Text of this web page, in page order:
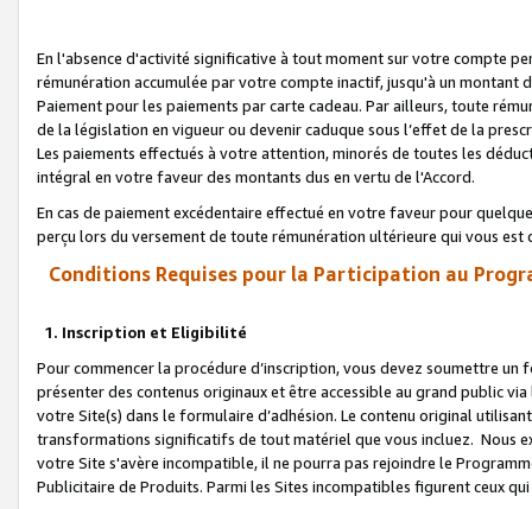
En l'absence d'activité significative à tout moment sur votre compte
rémunération accumulée par votre compte inactif, jusqu'à un montant
Paiement pour les paiements par carte cadeau. Par ailleurs, toute
de la législation en vigueur ou devenir caduque sous l’effet de la
Les paiements effectués à votre attention, minorés de toutes les
intégral en votre faveur des montants dus en vertu de l'Accord.
En cas de paiement excédentaire effectué en votre faveur pour
perçu lors du versement de toute rémunération ultérieure qui vous est
Conditions Requises pour la Participation au
1. Inscription et Eligibilité
Pour commencer la procédure d’inscription, vous devez soumettre
présenter des contenus originaux et être accessible au grand public
votre Site(s) dans le formulaire d’adhésion. Le contenu original
transformations significatifs de tout matériel que vous incluez. Nous
votre Site s'avère incompatible, il ne pourra pas rejoindre le
Publicitaire de Produits. Parmi les Sites incompatibles figurent ceux